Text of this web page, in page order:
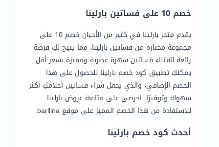
خصم 10 على فساتين بارلينا
يقدم متجر بارلينا في كثير من الأحيان خصم 10 على
مجموعة مختارة من فساتين بارلينا، مما يتيح لكِ فرصة
رائعة لاقتناء فساتين سهرة عصرية ومميزة بسعر أقل.
يمكنكِ تطبيق كود خصم بارلينا للحصول على هذا
الخصم الإضافي، والذي يجعل شراء فساتين أحلامكِ أكثر
سهولة وتوفيرًا. احرصي على متابعة عروض بارلينا
للاستفادة من هذا الخصم المميز على موقع barllina.
أحدث كود خصم بارلينا